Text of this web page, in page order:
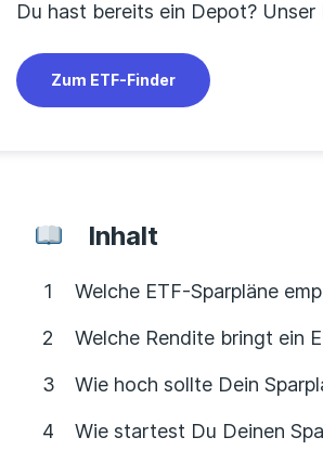
Du hast bereits ein Depot?
Zum ETF-Finder
Inhalt
Welche ETF-Sparpläne
Welche Rendite bringt ein
Wie hoch sollte Dein
Wie startest Du Deinen